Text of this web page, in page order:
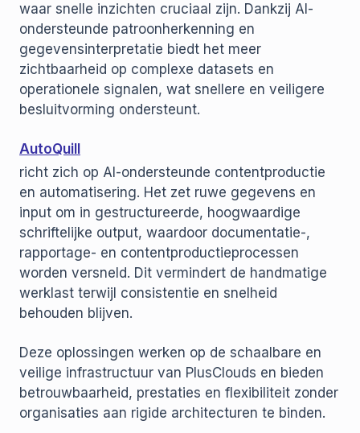
waar snelle inzichten cruciaal zijn. Dankzij AI-
ondersteunde patroonherkenning en
gegevensinterpretatie biedt het meer
zichtbaarheid op complexe datasets en
operationele signalen, wat snellere en veiligere
besluitvorming ondersteunt.
AutoQuill
richt zich op AI-ondersteunde contentproductie
en automatisering. Het zet ruwe gegevens en
input om in gestructureerde, hoogwaardige
schriftelijke output, waardoor documentatie-,
rapportage- en contentproductieprocessen
worden versneld. Dit vermindert de handmatige
werklast terwijl consistentie en snelheid
behouden blijven.
Deze oplossingen werken op de schaalbare en
veilige infrastructuur van PlusClouds en bieden
betrouwbaarheid, prestaties en flexibiliteit zonder
organisaties aan rigide architecturen te binden.